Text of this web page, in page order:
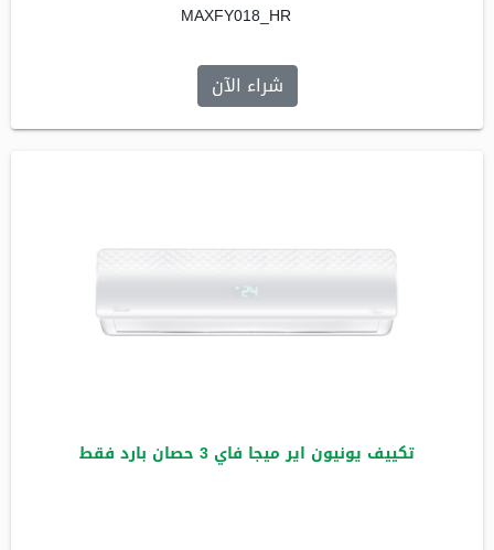
MAXFY018_HR
شراء الآن
تكييف يونيون اير ميجا فاي 3 حصان بارد فقط